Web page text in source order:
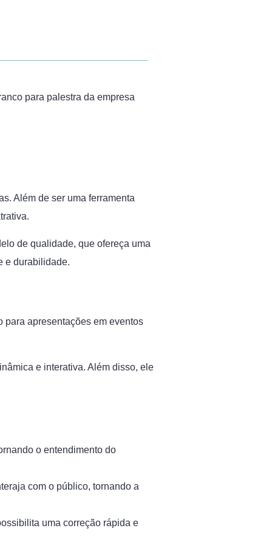
para palestra da empresa
Além de ser uma ferramenta
de qualidade, que ofereça uma
e durabilidade.
para apresentações em eventos
e interativa. Além disso, ele
o entendimento do
com o público, tornando a
uma correção rápida e